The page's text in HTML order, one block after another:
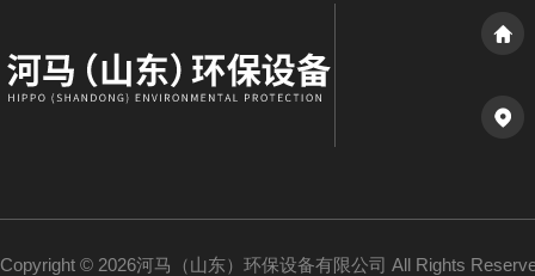
Copyright © 2026河马（山东）环保设备有限公司 All Rights